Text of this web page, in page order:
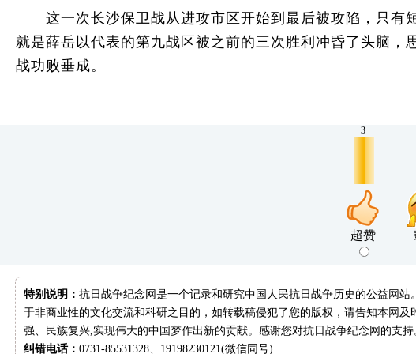
这一次长沙保卫战从进攻市区开始到最后被攻陷，只有
就是薛岳以代表的第九战区被之前的三次胜利冲昏了头脑
战功败垂成。
3
超赞
特别说明： 抗日战争纪念网是一个记录和研究中国人民抗日战争历史的公益网
于非商业性的文化交流和科研之目的，如转载稿侵犯了您的版权，请告知本网
强、民族复兴,实现伟大的中国梦作出新的贡献。感谢您对抗日战争纪念网的支持
纠错电话： 0731-85531328、19198230121(微信同号)